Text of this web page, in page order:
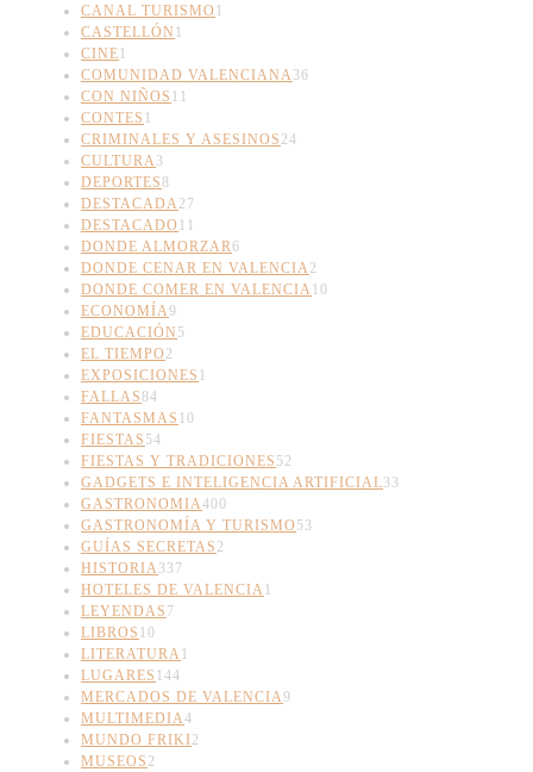
CANAL TURISMO 1
CASTELLÓN 1
CINE1
COMUNIDAD VALENCIANA36
CON NIÑOS 11
CONTES 1
CRIMINALES Y ASESINOS 24
CULTURA3
DEPORTES8
DESTACADA27
DESTACADO 11
DONDE ALMORZAR6
DONDE CENAR EN VALENCIA2
DONDE COMER EN VALENCIA10
ECONOMÍA9
EDUCACIÓN 5
EL TIEMPO 2
EXPOSICIONES 1
FALLAS84
FANTASMAS 10
FIESTAS 54
FIESTAS Y TRADICIONES 52
GADGETS E INTELIGENCIA ARTIFICIAL33
GASTRONOMIA400
GASTRONOMÍA Y TURISMO 53
GUÍAS SECRETAS 2
HISTORIA337
HOTELES DE VALENCIA1
LEYENDAS 7
LIBROS 10
LITERATURA1
LUGARES 144
MERCADOS DE VALENCIA9
MULTIMEDIA4
MUNDO FRIKI2
MUSEOS 2